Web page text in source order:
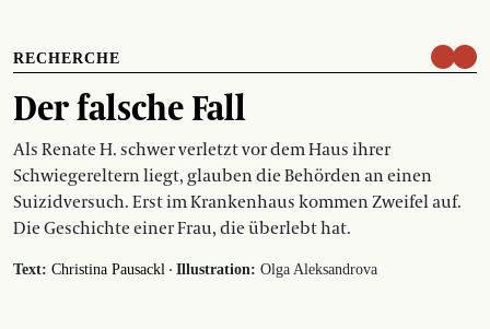
RECHERCHE
Der falsche Fall
Als Renate H. schwer verletzt vor dem Haus ihrer
Schwiegereltern liegt, glauben die Behörden an einen
Suizidversuch. Erst im Krankenhaus kommen Zweifel auf.
Die Geschichte einer Frau, die überlebt hat.
Text: Christina Pausackl · Illustration: Olga Aleksandrova